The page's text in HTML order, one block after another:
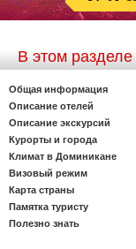
В этом разделе
Общая информация
Описание отелей
Описание экскурсий
Курорты и города
Климат в Доминикане
Визовый режим
Карта страны
Памятка туристу
Полезно знать